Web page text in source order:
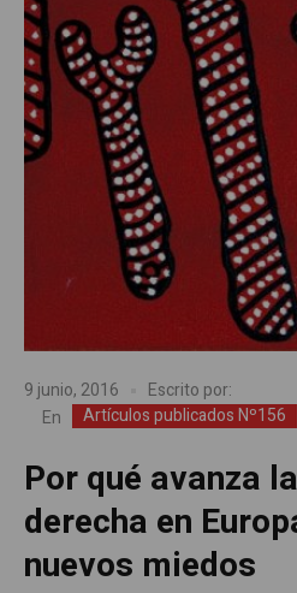
9 junio, 2016
Escrito por:
En
Artículos publicados Nº156
Por qué avanza
derecha en
nuevos miedos